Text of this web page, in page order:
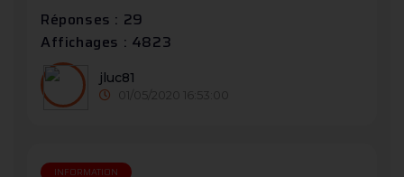
Réponses : 29
Affichages : 4823
jluc81
01/05/2020 16:53:00
INFORMATION